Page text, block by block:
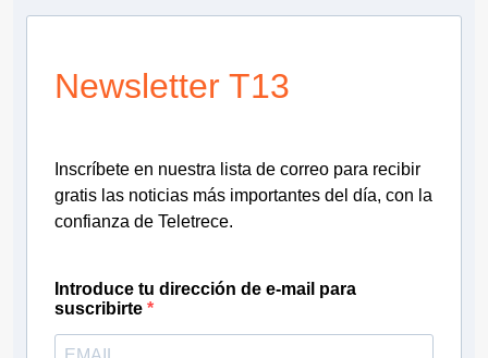
Newsletter T13
Inscríbete en nuestra lista de correo para recibir
gratis las noticias más importantes del día, con la
confianza de Teletrece.
Introduce tu dirección de e-mail para
suscribirte